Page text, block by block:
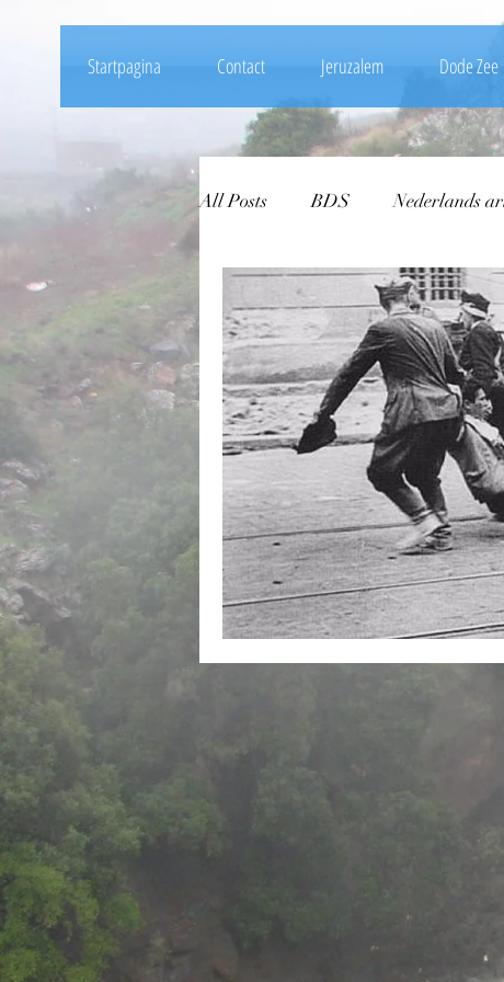
Startpagina Contact Jeruzalem Dode Zee
All Posts BDS Nederlands
Palestijnse gebieden Hamas
Dieren Israëlische leger
Vogeltrek Water in Israël
Tweede wereldoorlog
Afdeling Dierenwelzijn van het